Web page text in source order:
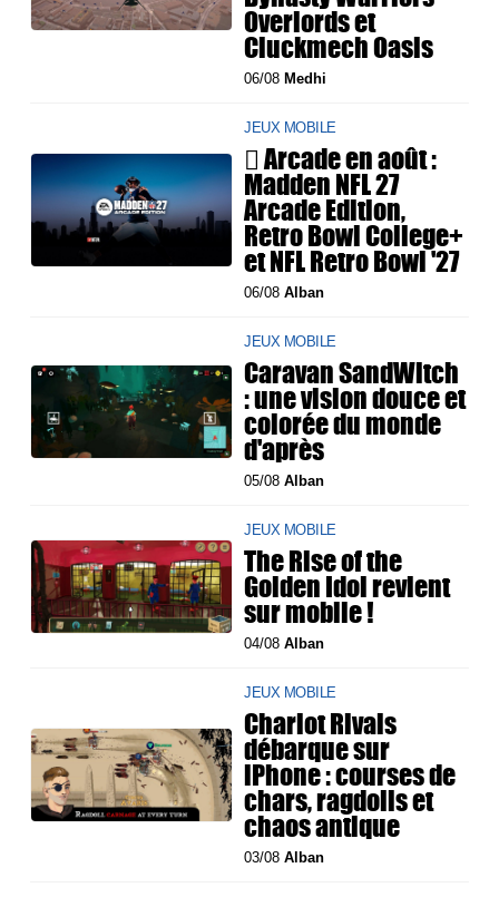
Overlords et
Cluckmech Oasis
06/08 Medhi
JEUX MOBILE
 Arcade en août :
Madden NFL 27
Arcade Edition,
Retro Bowl College+
et NFL Retro Bowl '27
06/08Alban
JEUX MOBILE
Caravan SandWitch
: une vision douce et
colorée du monde
d'après
05/08Alban
JEUX MOBILE
The Rise of the
Golden Idol revient
sur mobile !
04/08Alban
JEUX MOBILE
Chariot Rivals
débarque sur
iPhone : courses de
chars, ragdolls et
chaos antique
03/08Alban